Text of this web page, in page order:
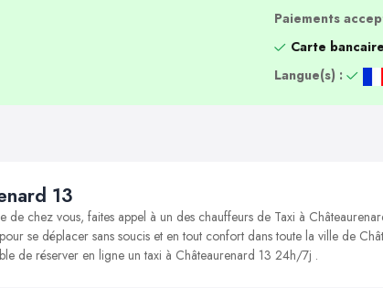
Paiements
Carte bancaire
Langue(s) :
13
de chez vous, faites appel à un des chauffeurs de Taxi à
se déplacer sans soucis et en tout confort dans toute la ville de
de réserver en ligne un taxi à Châteaurenard 13 24h/7j .